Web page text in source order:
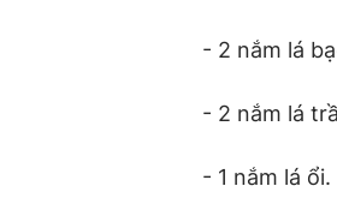
- 2 nắm lá
- 2 nắm lá
- 1 nắm lá ổi.